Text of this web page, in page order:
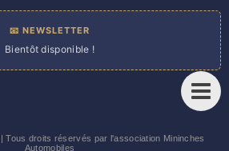
📧 NEWSLETTER
Bientôt disponible !
Tous droits réservés par l'association Mininches
Automobiles